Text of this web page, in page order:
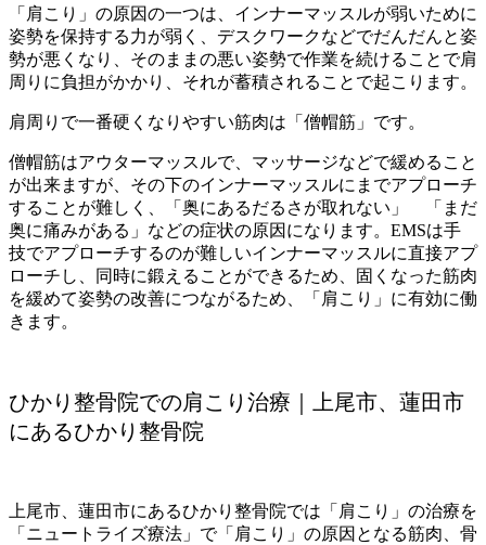
「 肩こり」の原因の一つは、インナーマッスルが弱いために
姿勢を保持する力が弱く、デスクワークなどでだんだんと姿
勢が悪くなり、そのままの悪い姿勢で作業を続けることで肩
周りに負担がかかり、それが蓄積されることで起こります。
肩周りで一番硬くなりやすい筋肉は「僧帽筋」です。
僧帽筋はアウターマッスルで、マッサージなどで緩めること
が出来ますが、その下のインナーマッスルにまでアプローチ
することが難しく、「奥にあるだるさが取れない」 「まだ
奥に痛みがある」などの症状の原因になります。EMSは手
技でアプローチするのが難しいインナーマッスルに直接アプ
ローチし、同時に鍛えることができるため、固くなった筋肉
を緩めて姿勢の改善につながるため、「肩こり」に有効に働
きます。
ひかり整骨院での肩こり治療｜上尾市、蓮田市
にあるひかり整骨院
上尾市、蓮田市にあるひかり整骨院では「肩こり」の治療を
「ニュートライズ療法」で「肩こり」の原因となる筋肉、骨